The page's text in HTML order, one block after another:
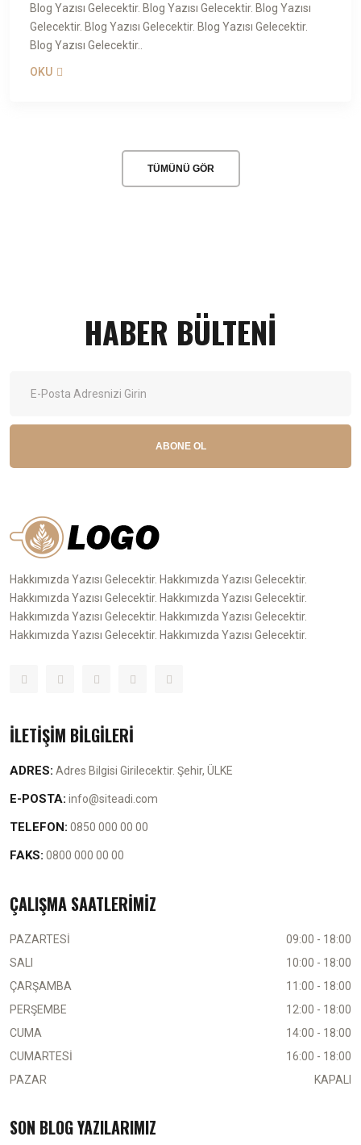
Blog Yazısı Gelecektir. Blog Yazısı Gelecektir. Blog Yazısı
Gelecektir. Blog Yazısı Gelecektir. Blog Yazısı Gelecektir.
Blog Yazısı Gelecektir..
OKU
TÜMÜNÜ GÖR
HABER BÜLTENİ
ABONE OL
Hakkımızda Yazısı Gelecektir. Hakkımızda Yazısı Gelecektir.
Hakkımızda Yazısı Gelecektir. Hakkımızda Yazısı Gelecektir.
Hakkımızda Yazısı Gelecektir. Hakkımızda Yazısı Gelecektir.
Hakkımızda Yazısı Gelecektir. Hakkımızda Yazısı Gelecektir.
İLETİŞİM BİLGİLERİ
ADRES: Adres Bilgisi Girilecektir. Şehir, ÜLKE
E-POSTA: info@siteadi.com
TELEFON: 0850 000 00 00
FAKS: 0800 000 00 00
ÇALIŞMA SAATLERİMİZ
PAZARTESİ
09:00 - 18:00
SALI
10:00 - 18:00
ÇARŞAMBA
11:00 - 18:00
PERŞEMBE
12:00 - 18:00
CUMA
14:00 - 18:00
CUMARTESİ
16:00 - 18:00
PAZAR
KAPALI
SON BLOG YAZILARIMIZ